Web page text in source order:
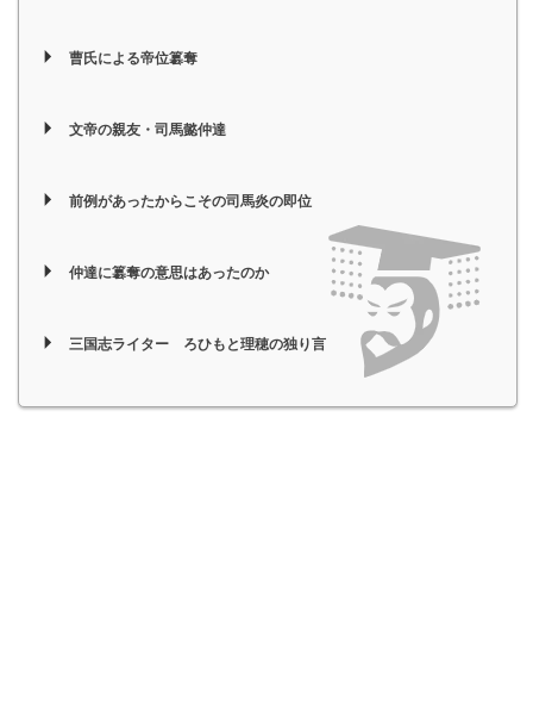
曹氏による帝位簒奪
文帝の親友・司馬懿仲達
前例があったからこその司馬炎の即位
仲達に簒奪の意思はあったのか
三国志ライター ろひもと理穂の独り言